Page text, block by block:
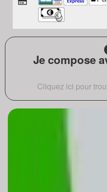
Je compose
Cliquez ici pour